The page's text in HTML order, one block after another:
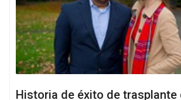
Historia de éxito de trasplante